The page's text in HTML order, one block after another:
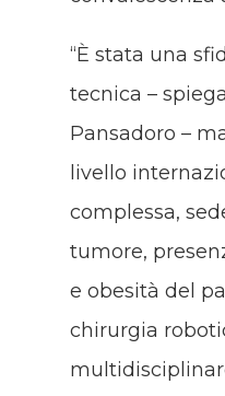
“È stata una
tecnica –
Pansadoro –
livello
complessa,
tumore,
e obesità del
chirurgia